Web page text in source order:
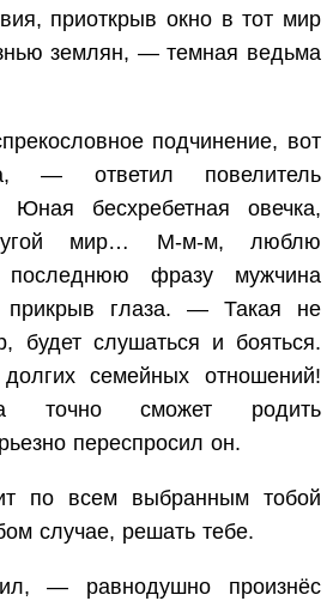
приоткрыв окно в тот мир
землян, — темная ведьма
подчинение, вот
— ответил повелитель
бесхребетная овечка,
мир… М-м-м, люблю
фразу мужчина
прикрыв глаза. — Такая не
будет слушаться и бояться.
семейных отношений!
сможет родить
переспросил он.
по всем выбранным тобой
случае, решать тебе.
— равнодушно произнёс